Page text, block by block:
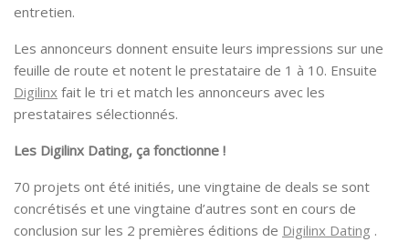
entretien.
Les annonceurs donnent ensuite leurs impressions sur une
feuille de route et notent le prestataire de 1 à 10. Ensuite
Digilinx fait le tri et match les annonceurs avec les
prestataires sélectionnés.
Les Digilinx Dating, ça fonctionne !
70 projets ont été initiés, une vingtaine de deals se sont
concrétisés et une vingtaine d’autres sont en cours de
conclusion sur les 2 premières éditions de Digilinx Dating .